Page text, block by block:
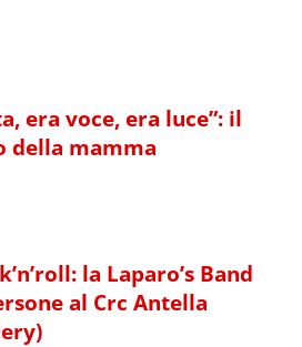
era voce, era luce”: il
della mamma
la Laparo’s Band
al Crc Antella